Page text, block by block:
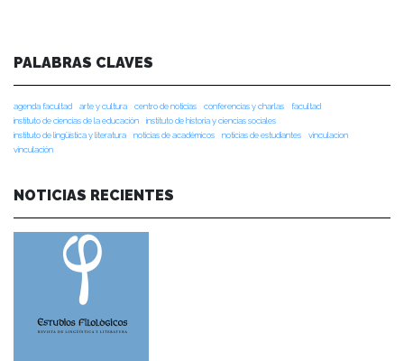
PALABRAS CLAVES
agenda facultad arte y cultura centro de noticias conferencias y charlas
facultad
instituto de ciencias de la educación
instituto de historia y ciencias sociales
instituto de lingüística y literatura
noticias de académicos noticias de estudiantes
vinculacion
vinculación
NOTICIAS RECIENTES